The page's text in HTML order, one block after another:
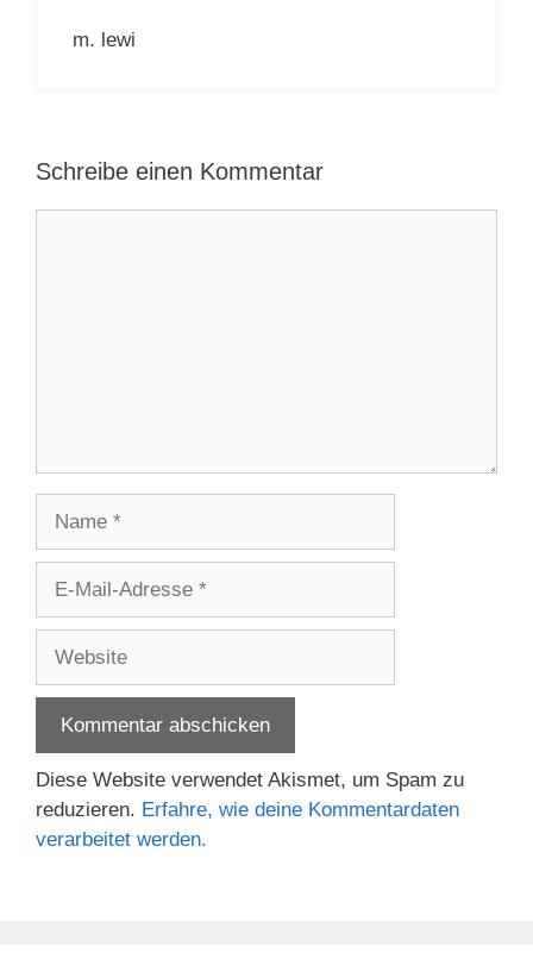
m. lewi
Schreibe einen Kommentar
Adresse
Diese Website verwendet Akismet, um Spam zu
reduzieren. Erfahre, wie deine Kommentardaten
verarbeitet werden.